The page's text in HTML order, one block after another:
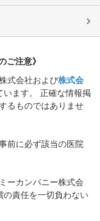
ご注意》
式会社および株式会
ます。 正確な情報掲
るものではありませ
前に必ず該当の医院
ーカンパニー株式会
の責任を一切負わない